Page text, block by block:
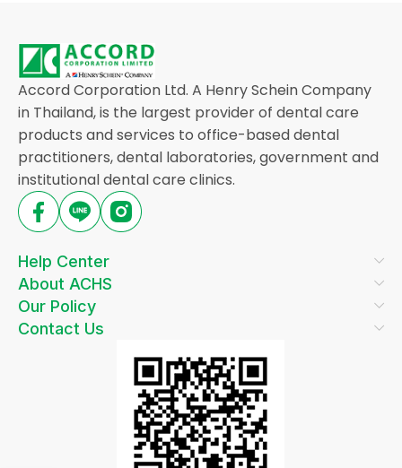
Accord Corporation Ltd. A Henry Schein Company
in Thailand, is the largest provider of dental care
products and services to office-based dental
practitioners, dental laboratories, government and
institutional dental care clinics.
Help Center
About ACHS
Our Policy
Contact Us